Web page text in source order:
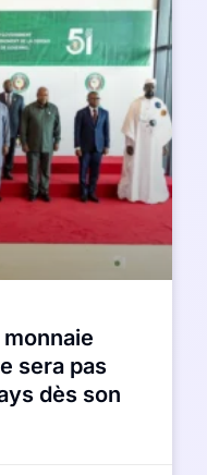
sera pas
dès son